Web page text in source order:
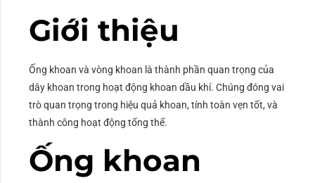
Giới thiệu
Ống khoan và vòng khoan là thành phần quan trọng của
dây khoan trong hoạt động khoan dầu khí. Chúng đóng vai
trò quan trọng trong hiệu quả khoan, tính toàn vẹn tốt, và
thành công hoạt động tổng thể.
Ống khoan